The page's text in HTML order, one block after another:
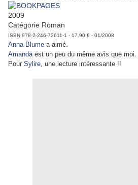
2009
Catégorie Roman
ISBN 978-2-246-72611-1 - 17.90 € - 01/2008
Anna Blume a aimé.
Amandaest un peu du même avis que moi.
Pour Sylire, une lecture intéressante !!